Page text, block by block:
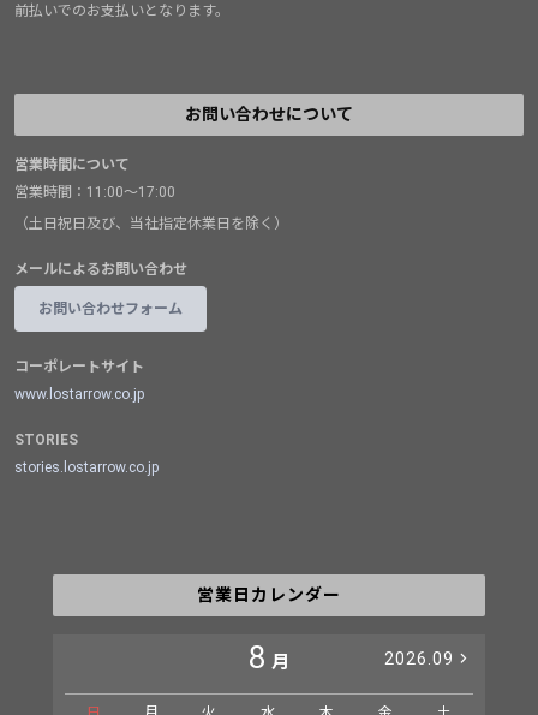
前払いでのお支払いとなります。
お問い合わせについて
営業時間について
営業時間：11:00～17:00
（土日祝日及び、当社指定休業日を除く）
メールによるお問い合わせ
お問い合わせフォーム
コーポレートサイト
www.lostarrow.co.jp
STORIES
stories.lostarrow.co.jp
営業日カレンダー
8 月 2026.09